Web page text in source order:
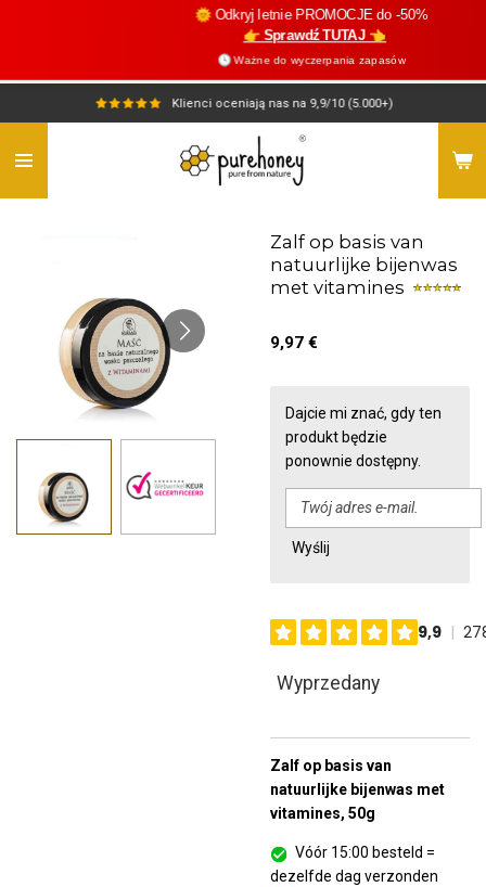
🌞 Odkryj letnie PROMOCJE do -50%
👉 Sprawdź TUTAJ 👈
🕓 Ważne do wyczerpania zapasów
Klienci oceniają nas na 9,9/10 (5.000+)
Zalf op basis van
natuurlijke bijenwas
met vitamines
9,97 €
Dajcie mi znać, gdy ten
produkt będzie
ponownie dostępny.
Wyślij
Wyprzedany
Zalf op basis van
natuurlijke bijenwas met
vitamines, 50g
Vóór 15:00 besteld =
dezelfde dag verzonden